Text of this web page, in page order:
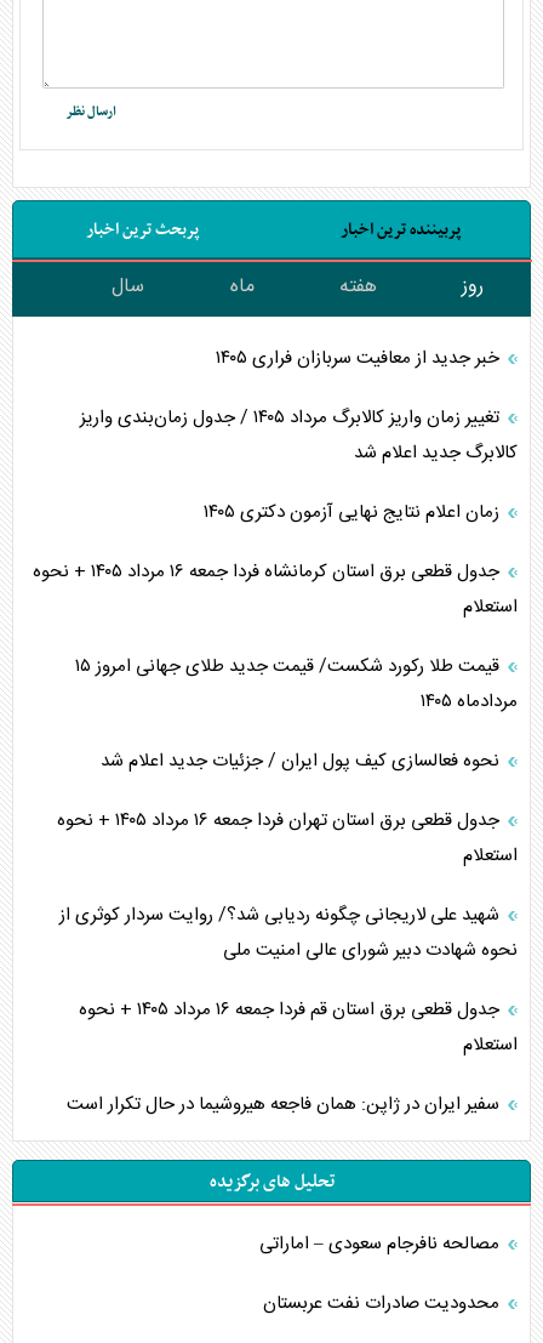
پربیننده ترین اخبار پربحث ترین اخبار
روز هفته ماه سال
خبر جدید از معافیت سربازان فراری ۱۴۰۵
تغییر زمان واریز کالابرگ مرداد ۱۴۰۵ / جدول زمان‌بندی واریز
کالابرگ جدید اعلام شد
زمان اعلام نتایج نهایی آزمون دکتری ۱۴۰۵
جدول قطعی برق استان کرمانشاه فردا جمعه ۱۶ مرداد ۱۴۰۵ + نحوه
استعلام
قیمت طلا رکورد شکست/ قیمت جدید طلای جهانی امروز ۱۵
مردادماه ۱۴۰۵
نحوه فعالسازی کیف پول ایران / جزئیات جدید اعلام شد
جدول قطعی برق استان تهران فردا جمعه ۱۶ مرداد ۱۴۰۵ + نحوه
استعلام
شهید علی لاریجانی چگونه ردیابی شد؟/ روایت سردار کوثری از
نحوه شهادت دبیر شورای عالی امنیت ملی
جدول قطعی برق استان قم فردا جمعه ۱۶ مرداد ۱۴۰۵ + نحوه
استعلام
سفیر ایران در ژاپن: همان فاجعه هیروشیما در حال تکرار است
تحلیل های برگزیده
مصالحه نافرجام سعودی – اماراتی
محدودیت صادرات نفت عربستان